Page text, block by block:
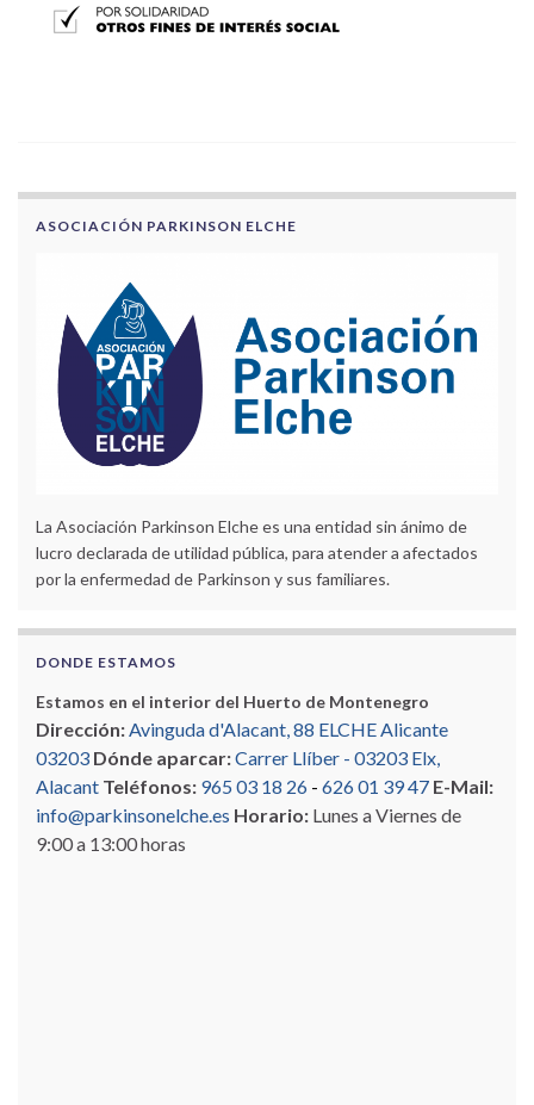
ASOCIACIÓN PARKINSON ELCHE
La Asociación Parkinson Elche es una entidad sin ánimo de
lucro declarada de utilidad pública, para atender a afectados
por la enfermedad de Parkinson y sus familiares.
DONDE ESTAMOS
Estamos en el interior del Huerto de Montenegro
Dirección:Avinguda d'Alacant, 88 ELCHE Alicante
03203 Dónde aparcar:Carrer Llíber - 03203 Elx,
Alacant Teléfonos: 965 03 18 26 - 626 01 39 47 E-Mail:
info@parkinsonelche.es Horario: Lunes a Viernes de
9:00 a 13:00 horas